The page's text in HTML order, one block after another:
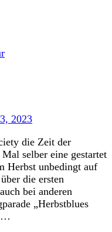
2023
die Zeit der
selber eine gestartet
Herbst unbedingt auf
die ersten
bei anderen
„Herbstblues
…